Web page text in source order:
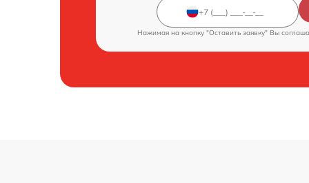
Нажимая на кнопку "Оставить заявку" Вы